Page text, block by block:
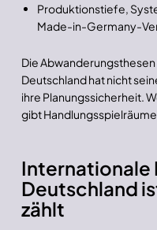
Produktionstiefe,
Made-in-Germany-
Die
Deutschland hat nicht
ihre Planungssicherheit.
gibt
Internationale
Deutschland
zählt